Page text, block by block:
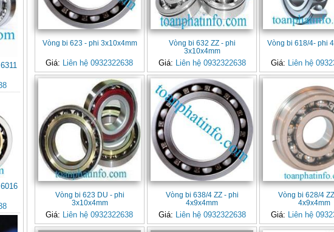
Vòng bi 623 - phi 3x10x4mm
Giá: Liên hệ 0932322638
Vòng bi 632 ZZ - phi
3x10x4mm
Giá: Liên hệ 0932322638
Vòng bi 618/4- phi
Giá: Liên hệ
Vòng bi 623 DU - phi
3x10x4mm
Giá: Liên hệ 0932322638
Vòng bi 638/4 ZZ - phi
4x9x4mm
Giá: Liên hệ 0932322638
Vòng bi 628/4
4x9x4mm
Giá: Liên hệ